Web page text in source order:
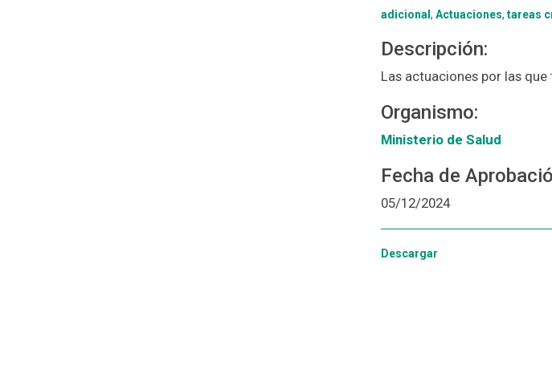
adicional , Actuaciones, tareas
Descripción:
Las actuaciones por las
Organismo:
Ministerio de Salud
Fecha de
05/12/2024
Descargar